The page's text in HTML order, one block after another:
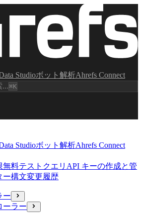
Studioボット解析Ahrefs Connect
...⌘K
Studioボット解析Ahrefs Connect
無料テストクエリ API キーの作成と管
ー構文変更履歴
ー
ーラー